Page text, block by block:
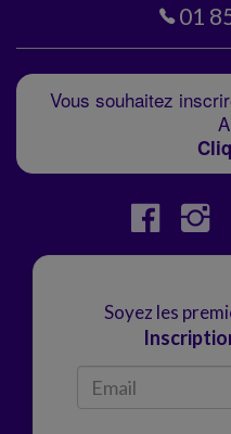
01
Vous souhaitez
Soyez les